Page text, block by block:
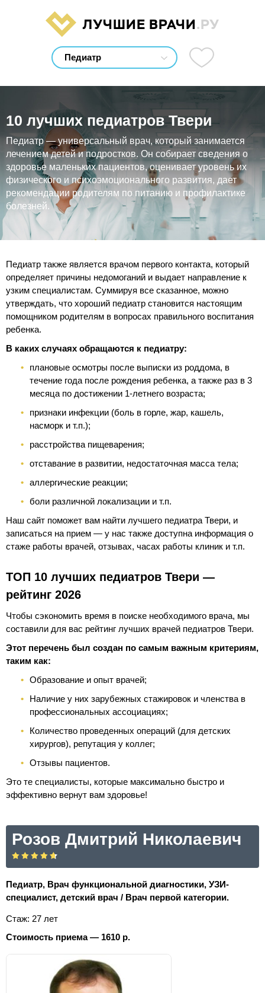
ЛУЧШИЕ ВРАЧИ.РУ
10 лучших педиатров Твери
Педиатр — универсальный врач, который занимается
лечением детей и подростков. Он собирает сведения о
здоровье маленьких пациентов, оценивает уровень их
физического и психоэмоционального развития, дает
рекомендации родителям по питанию и профилактике
болезней.
Педиатр также является врачом первого контакта, который
определяет причины недомоганий и выдает направление к
узким специалистам. Суммируя все сказанное, можно
утверждать, что хороший педиатр становится настоящим
помощником родителям в вопросах правильного воспитания
ребенка.
В каких случаях обращаются к педиатру:
плановые осмотры после выписки из роддома, в
течение года после рождения ребенка, а также раз в 3
месяца по достижении 1-летнего возраста;
признаки инфекции (боль в горле, жар, кашель,
насморк и т.п.);
расстройства пищеварения;
отставание в развитии, недостаточная масса тела;
аллергические реакции;
боли различной локализации и т.п.
Наш сайт поможет вам найти лучшего педиатра Твери, и
записаться на прием — у нас также доступна информация о
стаже работы врачей, отзывах, часах работы клиник и т.п.
ТОП 10 лучших педиатров Твери —
рейтинг 2026
Чтобы сэкономить время в поиске необходимого врача, мы
составили для вас рейтинг лучших врачей педиатров Твери.
Этот перечень был создан по самым важным критериям,
таким как:
Образование и опыт врачей;
Наличие у них зарубежных стажировок и членства в
профессиональных ассоциациях;
Количество проведенных операций (для детских
хирургов), репутация у коллег;
Отзывы пациентов.
Это те специалисты, которые максимально быстро и
эффективно вернут вам здоровье!
Розов Дмитрий Николаевич
Педиатр, Врач функциональной диагностики, УЗИ-
специалист, детский врач / Врач первой категории.
Стаж: 27 лет
Стоимость приема — 1610 р.